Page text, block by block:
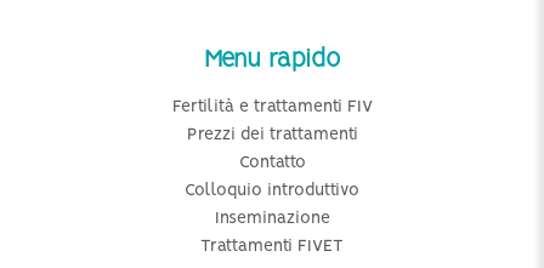
Menu rapido
Fertilità e trattamenti FIV
Prezzi dei trattamenti
Contatto
Colloquio introduttivo
Inseminazione
Trattamenti FIVET